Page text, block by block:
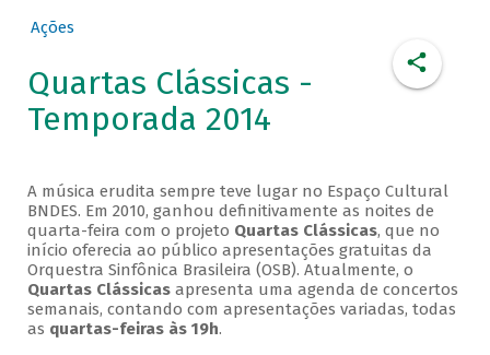
Ações
Quartas Clássicas -
Temporada 2014
A música erudita sempre teve lugar no Espaço Cultural
BNDES. Em 2010, ganhou definitivamente as noites de
quarta-feira com o projeto Quartas Clássicas, que no
início oferecia ao público apresentações gratuitas da
Orquestra Sinfônica Brasileira (OSB). Atualmente, o
Quartas Clássicasapresenta uma agenda de concertos
semanais, contando com apresentações variadas, todas
as quartas-feiras às 19h.